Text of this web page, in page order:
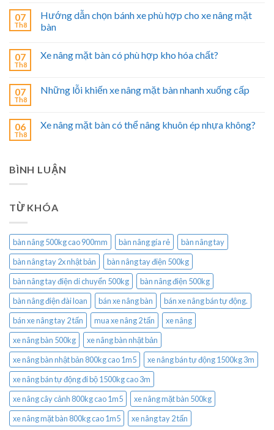
07
Th8
Hướng dẫn chọn bánh xe phù hợp cho xe nâng mặt
bàn
07
Th8
Xe nâng mặt bàn có phù hợp kho hóa chất?
07
Th8
Những lỗi khiến xe nâng mặt bàn nhanh xuống cấp
06
Th8
Xe nâng mặt bàn có thể nâng khuôn ép nhựa không?
BÌNH LUẬN
TỪ KHÓA
bàn nâng 500kg cao 900mm bàn nâng gía rẻ
bàn nâng tay
bàn nâng tay 2x nhật bản
bàn nâng tay điện 500kg
bàn nâng tay điện di chuyển 500kg
bàn nâng điện 500kg
bàn nâng điện đài loan
bán xe nâng bàn
bán xe nâng bán tự động.
bán xe nâng tay 2 tấn
mua xe nâng 2 tấn
xe nâng
xe nâng bàn 500kg
xe nâng bàn nhật bản
xe nâng bàn nhật bản 800kg cao 1m5
xe nâng bán tự động 1500kg 3m
xe nâng bán tự động đi bộ 1500kg cao 3m
xe nâng cây cảnh 800kg cao 1m5
xe nâng mặt bàn 500kg
xe nâng mặt bàn 800kg cao 1m5
xe nâng tay 2 tấn